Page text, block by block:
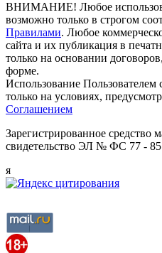
ВНИМАНИЕ! Любое
возможно только в строгом
Правилами. Любое
сайта и их публикация в
только на основании
форме.
Использование Пользователем
только на условиях,
Соглашением
Зарегистрированное средство
свидетельство ЭЛ № ФС 77 -
я